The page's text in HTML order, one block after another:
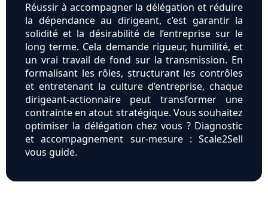
Réussir à accompagner la délégation et réduire
la dépendance au dirigeant, c’est garantir la
solidité et la désirabilité de l’entreprise sur le
long terme. Cela demande rigueur, humilité, et
un vrai travail de fond sur la transmission. En
formalisant les rôles, structurant les contrôles
et entretenant la culture d’entreprise, chaque
dirigeant-actionnaire peut transformer une
contrainte en atout stratégique. Vous souhaitez
optimiser la délégation chez vous ? Diagnostic
et accompagnement sur-mesure : Scale2Sell
vous guide.